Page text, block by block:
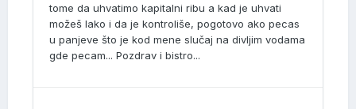
tome da uhvatimo kapitalni ribu a kad je uhvati
možeš lako i da je kontroliše, pogotovo ako pecas
u panjeve što je kod mene slučaj na divljim vodama
gde pecam... Pozdrav i bistro...